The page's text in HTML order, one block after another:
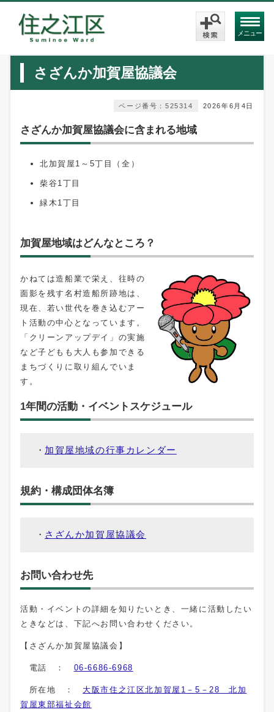
メニュー
さざんか加賀屋協議会
2026年6月4日
ページ番号：525314
さざんか加賀屋協議会に含まれる地域
北加賀屋1～5丁目（全）
柴谷1丁目
緑木1丁目
加賀屋地域はどんなところ？
かねては造船業で栄え、往時の
面影を残す名村造船所跡地は、
現在、若い世代を巻き込むアー
ト活動の中心となっています。
「クリーンアップデイ」の実施
など子どもも大人も参加できる
まちづくりに取り組んでいま
す。
1年間の活動・イベントスケジュール
加賀屋地域の行事カレンダー
規約・構成団体名簿
さざんか加賀屋協議会
お問い合わせ先
活動・イベントの詳細を知りたいとき、一緒に活動したい
ときなどは、下記へお問い合わせください。
【さざんか加賀屋協議会】
電話 ： 06-6686-6968
所在地 ： 大阪市住之江区北加賀屋1－5－28 北加
賀屋東部福祉会館